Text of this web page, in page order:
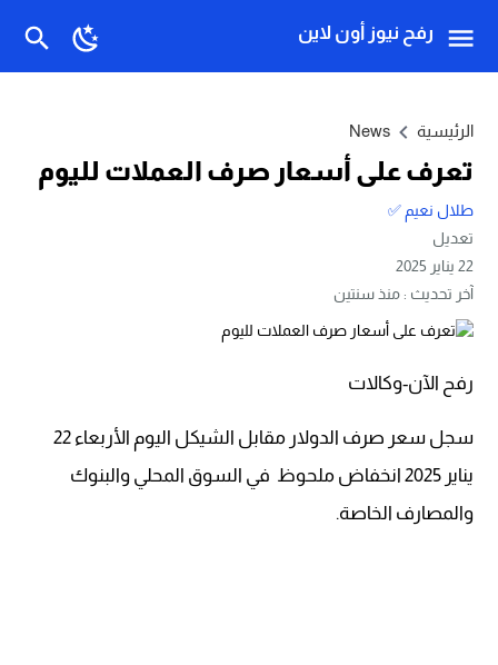
رفح نيوز أون لاين
الرئيسية News
تعرف على أسعار صرف العملات لليوم
طلال نعيم ✅
تعديل
22 يناير 2025
آخر تحديث :منذ سنتين
رفح الآن-وكالات
سجل سعر صرف الدولار مقابل الشيكل اليوم الأربعاء 22
يناير 2025 انخفاض ملحوظ في السوق المحلي والبنوك
والمصارف الخاصة.